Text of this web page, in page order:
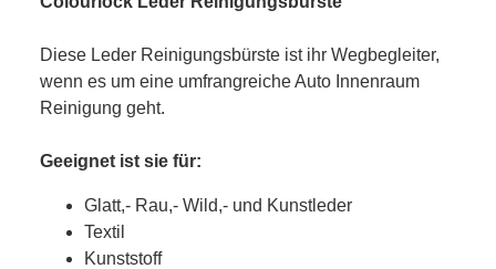
Diese Leder Reinigungsbürste ist ihr Wegbegleiter,
wenn es um eine umfrangreiche Auto Innenraum
Reinigung geht.
Geeignet ist sie für:
Glatt,- Rau,- Wild,- und Kunstleder
Textil
Kunststoff